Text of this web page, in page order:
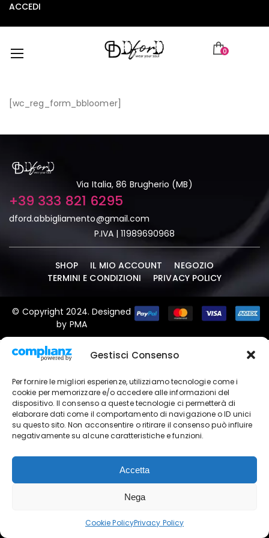
Gestisci Consenso
Per fornire le migliori esperienze, utilizziamo tecnologie come i
cookie per memorizzare e/o accedere alle informazioni del
dispositivo. Il consenso a queste tecnologie ci permetterà di
elaborare dati come il comportamento di navigazione o ID unici
su questo sito. Non acconsentire o ritirare il consenso può influire
negativamente su alcune caratteristiche e funzioni.
Accetta
Nega
Cookie PolicyPrivacy Policy
ACCEDI
0
[wc_reg_form_bbloomer]
Via Italia, 86 Brugherio (MB)
+39 333 821 6295
dford.abbigliamento@gmail.com
P.IVA | 11989690968
SHOP IL MIO ACCOUNT
NEGOZIO
TERMINI E CONDIZIONI
PRIVACY POLICY
© Copyright 2024. Designed
by PMA
ChiamaAltro